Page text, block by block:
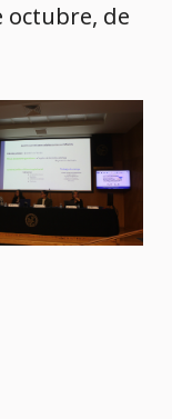
octubre, de